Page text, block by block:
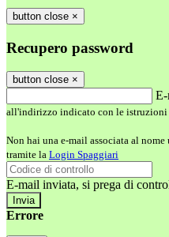
button close ×
Recupero password
button close ×
all'indirizzo indicato con le istruzioni
Non hai una e-mail associata al
tramite la Login Spaggiari
E-mail inviata, si prega di
Errore